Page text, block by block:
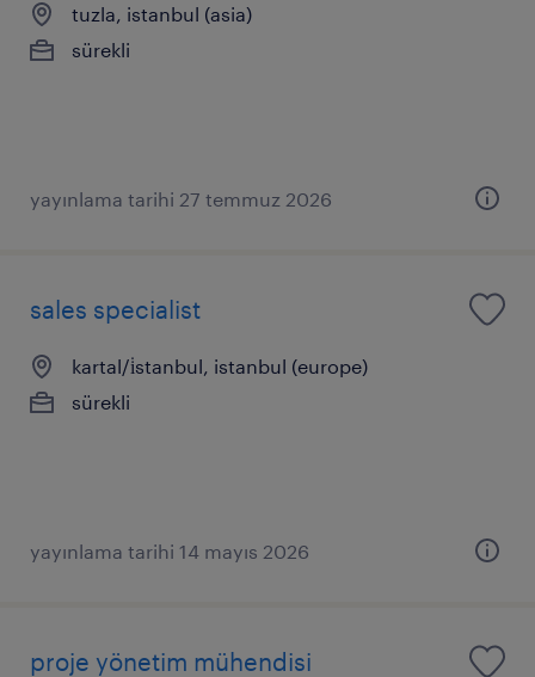
tuzla, istanbul (asia)
sürekli
yayınlama tarihi 27 temmuz 2026
sales specialist
kartal/i̇stanbul, istanbul (europe)
sürekli
yayınlama tarihi 14 mayıs 2026
proje yönetim mühendisi